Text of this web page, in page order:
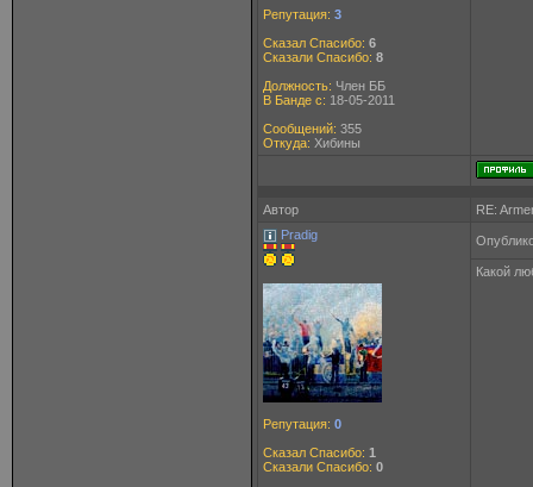
Репутация: 3
Сказал Спасибо: 6
Сказали Спасибо: 8
Должность: Член ББ
В Банде с: 18-05-2011
Сообщений: 355
Откуда: Хибины
Автор
RE:
Pradig
Репутация: 0
Сказал Спасибо: 1
Сказали Спасибо: 0
Какой